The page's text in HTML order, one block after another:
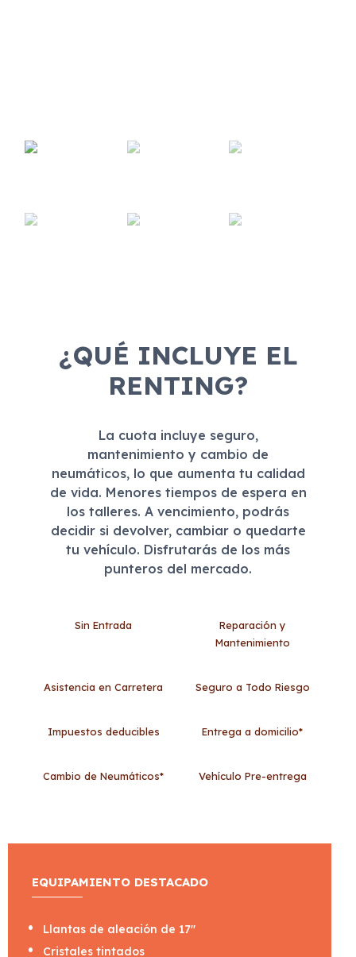
¿QUÉ INCLUYE EL
RENTING?
La cuota incluye seguro,
mantenimiento y cambio de
neumáticos, lo que aumenta tu calidad
de vida. Menores tiempos de espera en
los talleres. A vencimiento, podrás
decidir si devolver, cambiar o quedarte
tu vehículo. Disfrutarás de los más
punteros del mercado.
Sin Entrada
Reparación y
Mantenimiento
Asistencia en Carretera Seguro a Todo Riesgo
Impuestos deducibles Entrega a domicilio*
Cambio de Neumáticos* Vehículo Pre-entrega
EQUIPAMIENTO DESTACADO
Llantas de aleación de 17"
Cristales tintados